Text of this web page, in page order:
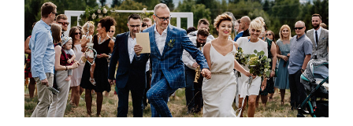
HISTORIE
PORTFOLIO
O MNIE